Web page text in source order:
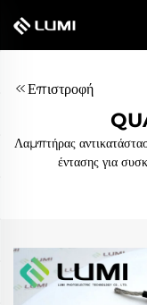
Επιστροφή
Λαμπτήρας
έντασης για